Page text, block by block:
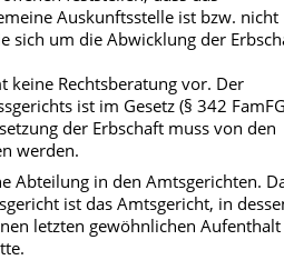
Auskunftsstelle ist bzw. nicht
sich um die Abwicklung der
keine Rechtsberatung vor. Der
ist im Gesetz (§ 342
der Erbschaft muss von den
werden.
Abteilung in den Amtsgerichten.
ist das Amtsgericht, in
letzten gewöhnlichen Aufenthalt